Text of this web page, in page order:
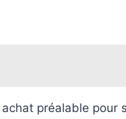
préalable pour